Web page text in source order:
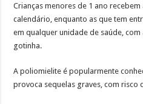
Crianças menores de 1 ano
calendário, enquanto as que tem
em qualquer unidade de saúde,
gotinha.
A poliomielite é popularmente
provoca sequelas graves, com risco